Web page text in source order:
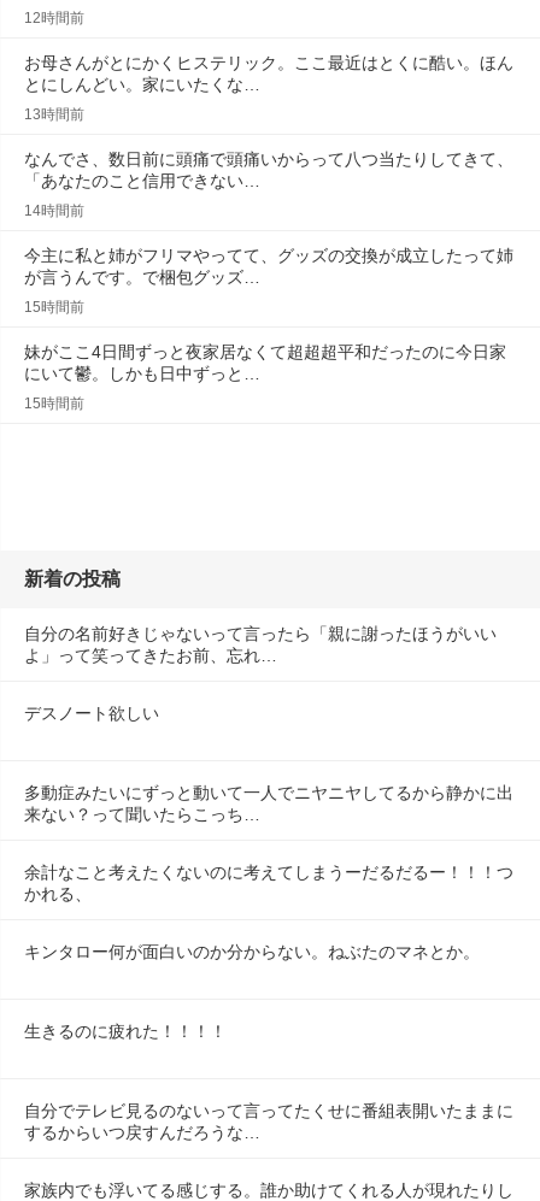
12時間前
お母さんがとにかくヒステリック。ここ最近はとくに酷い。ほん
とにしんどい。家にいたくな…
13時間前
なんでさ、数日前に頭痛で頭痛いからって八つ当たりしてきて、
「あなたのこと信用できない…
14時間前
今主に私と姉がフリマやってて、グッズの交換が成立したって姉
が言うんです。で梱包グッズ…
15時間前
妹がここ4日間ずっと夜家居なくて超超超平和だったのに今日家
にいて鬱。しかも日中ずっと…
15時間前
新着の投稿
自分の名前好きじゃないって言ったら「親に謝ったほうがいい
よ」って笑ってきたお前、忘れ…
デスノート欲しい
多動症みたいにずっと動いて一人でニヤニヤしてるから静かに出
来ない？って聞いたらこっち…
余計なこと考えたくないのに考えてしまうーだるだるー！！！つ
かれる、
キンタロー何が面白いのか分からない。ねぶたのマネとか。
生きるのに疲れた！！！！
自分でテレビ見るのないって言ってたくせに番組表開いたままに
するからいつ戻すんだろうな…
家族内でも浮いてる感じする。誰か助けてくれる人が現れたりし